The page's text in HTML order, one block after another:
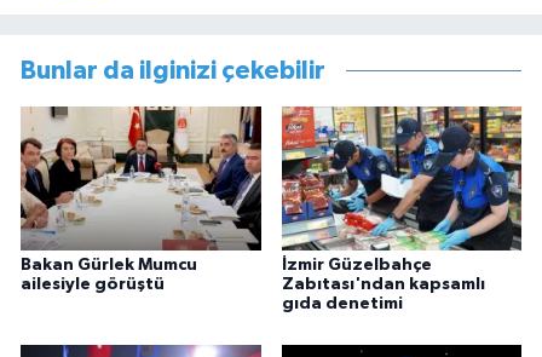
Bunlar da ilginizi çekebilir
Bakan Gürlek Mumcu
ailesiyle görüştü
İzmir Güzelbahçe
Zabıtası'ndan kapsamlı
gıda denetimi